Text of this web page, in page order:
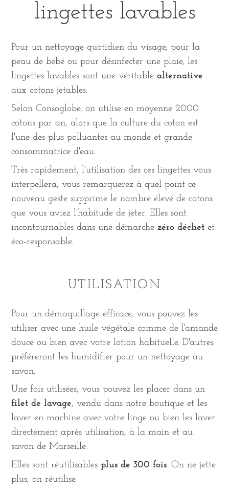
lingettes lavables
Pour un nettoyage quotidien du visage, pour la
peau de bébé ou pour désinfecter une plaie, les
lingettes lavables sont une véritable alternative
aux cotons jetables.
Selon Consoglobe, on utilise en moyenne 2000
cotons par an, alors que la culture du coton est
l'une des plus polluantes au monde et grande
consommatrice d'eau.
Très rapidement, l'utilisation des ces lingettes vous
interpellera, vous remarquerez à quel point ce
nouveau geste supprime le nombre élevé de cotons
que vous aviez l'habitude de jeter. Elles sont
incontournables dans une démarche zéro déchet et
éco-responsable.
UTILISATION
Pour un démaquillage efficace, vous pouvez les
utiliser avec une huile végétale comme de l'amande
douce ou bien avec votre lotion habituelle. D'autres
préféreront les humidifier pour un nettoyage au
savon.
Une fois utilisées, vous pouvez les placer dans un
filet de lavage, vendu dans notre boutique et les
laver en machine avec votre linge ou bien les laver
directement après utilisation, à la main et au
savon de Marseille.
Elles sont réutilisables plus de 300 fois. On ne jette
plus, on réutilise.